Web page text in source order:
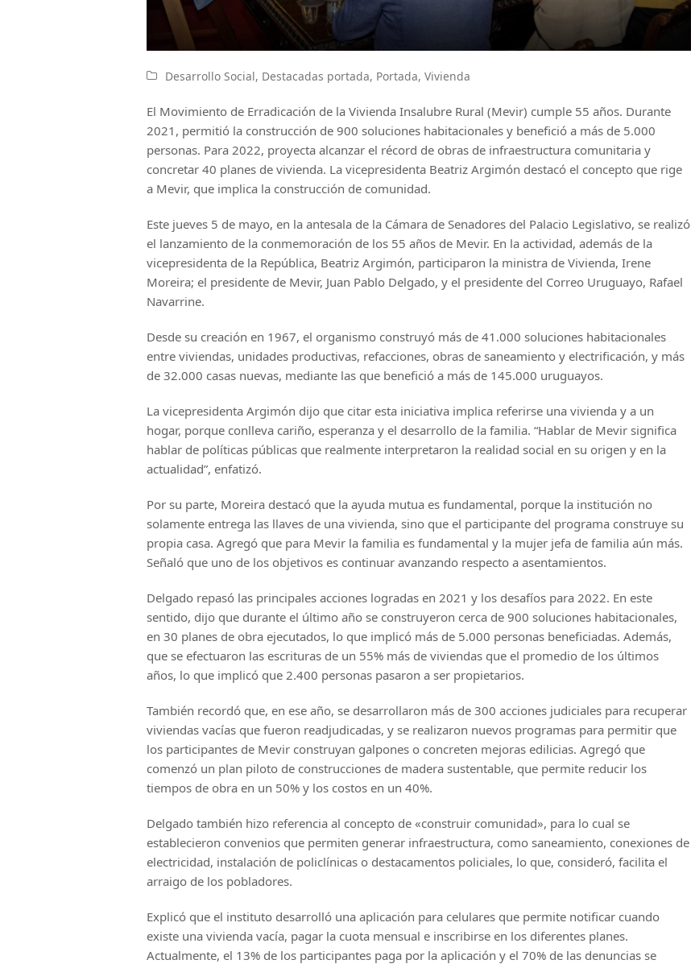
Desarrollo Social, Destacadas portada, Portada, Vivienda
El Movimiento de Erradicación de la Vivienda Insalubre Rural (Mevir) cumple 55 años. Durante
2021, permitió la construcción de 900 soluciones habitacionales y benefició a más de 5.000
personas. Para 2022, proyecta alcanzar el récord de obras de infraestructura comunitaria y
concretar 40 planes de vivienda. La vicepresidenta Beatriz Argimón destacó el concepto que rige
a Mevir, que implica la construcción de comunidad.
Este jueves 5 de mayo, en la antesala de la Cámara de Senadores del Palacio Legislativo, se realizó
el lanzamiento de la conmemoración de los 55 años de Mevir. En la actividad, además de la
vicepresidenta de la República, Beatriz Argimón, participaron la ministra de Vivienda, Irene
Moreira; el presidente de Mevir, Juan Pablo Delgado, y el presidente del Correo Uruguayo, Rafael
Navarrine.
Desde su creación en 1967, el organismo construyó más de 41.000 soluciones habitacionales
entre viviendas, unidades productivas, refacciones, obras de saneamiento y electrificación, y más
de 32.000 casas nuevas, mediante las que benefició a más de 145.000 uruguayos.
La vicepresidenta Argimón dijo que citar esta iniciativa implica referirse una vivienda y a un
hogar, porque conlleva cariño, esperanza y el desarrollo de la familia. “Hablar de Mevir significa
hablar de políticas públicas que realmente interpretaron la realidad social en su origen y en la
actualidad”, enfatizó.
Por su parte, Moreira destacó que la ayuda mutua es fundamental, porque la institución no
solamente entrega las llaves de una vivienda, sino que el participante del programa construye su
propia casa. Agregó que para Mevir la familia es fundamental y la mujer jefa de familia aún más.
Señaló que uno de los objetivos es continuar avanzando respecto a asentamientos.
Delgado repasó las principales acciones logradas en 2021 y los desafíos para 2022. En este
sentido, dijo que durante el último año se construyeron cerca de 900 soluciones habitacionales,
en 30 planes de obra ejecutados, lo que implicó más de 5.000 personas beneficiadas. Además,
que se efectuaron las escrituras de un 55% más de viviendas que el promedio de los últimos
años, lo que implicó que 2.400 personas pasaron a ser propietarios.
También recordó que, en ese año, se desarrollaron más de 300 acciones judiciales para recuperar
viviendas vacías que fueron readjudicadas, y se realizaron nuevos programas para permitir que
los participantes de Mevir construyan galpones o concreten mejoras edilicias. Agregó que
comenzó un plan piloto de construcciones de madera sustentable, que permite reducir los
tiempos de obra en un 50% y los costos en un 40%.
Delgado también hizo referencia al concepto de «construir comunidad», para lo cual se
establecieron convenios que permiten generar infraestructura, como saneamiento, conexiones de
electricidad, instalación de policlínicas o destacamentos policiales, lo que, consideró, facilita el
arraigo de los pobladores.
Explicó que el instituto desarrolló una aplicación para celulares que permite notificar cuando
existe una vivienda vacía, pagar la cuota mensual e inscribirse en los diferentes planes.
Actualmente, el 13% de los participantes paga por la aplicación y el 70% de las denuncias se